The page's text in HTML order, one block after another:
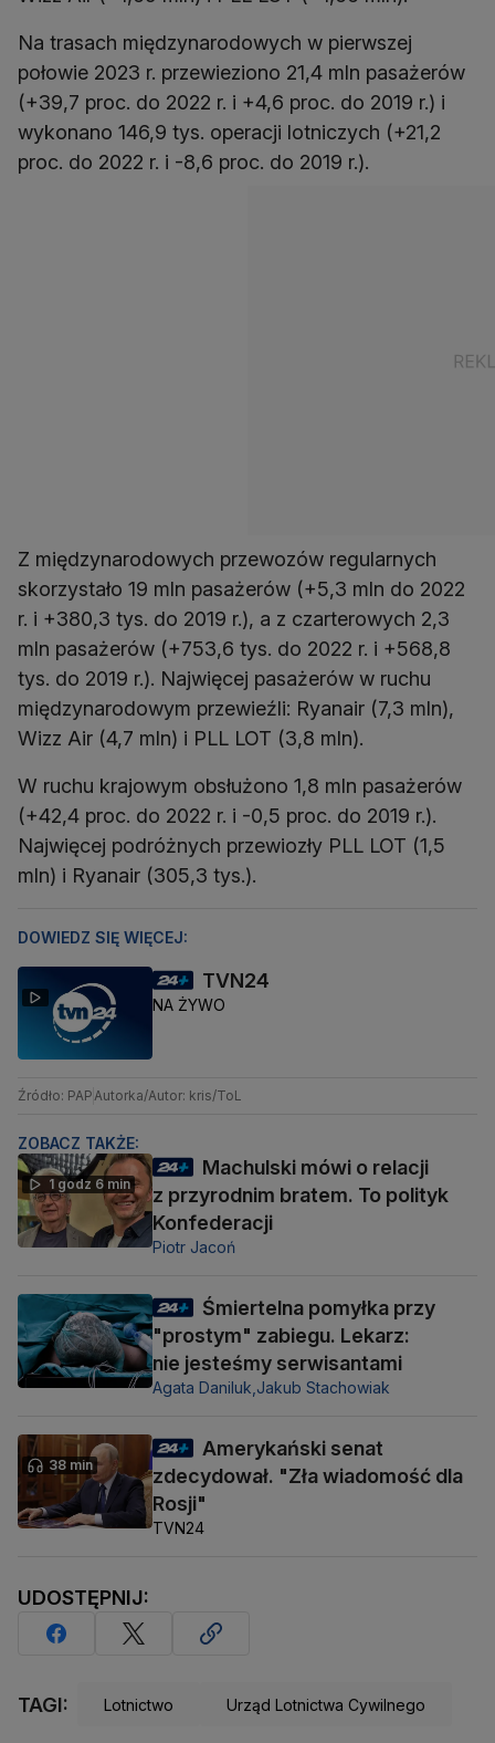
Na trasach międzynarodowych w pierwszej
połowie 2023 r. przewieziono 21,4 mln pasażerów
(+39,7 proc. do 2022 r. i +4,6 proc. do 2019 r.) i
wykonano 146,9 tys. operacji lotniczych (+21,2
Z międzynarodowych przewozów regularnych
skorzystało 19 mln pasażerów (+5,3 mln do 2022
r. i +380,3 tys. do 2019 r.), a z czarterowych 2,3
mln pasażerów (+753,6 tys. do 2022 r. i +568,8
tys. do 2019 r.). Najwięcej pasażerów w ruchu
międzynarodowym przewieźli: Ryanair (7,3 mln),
W ruchu krajowym obsłużono 1,8 mln pasażerów
(+42,4 proc. do 2022 r. i -0,5 proc. do 2019 r.).
Najwięcej podróżnych przewiozły PLL LOT (1,5
mln) i Ryanair (305,3 tys.).
DOWIEDZ SIĘ WIĘCEJ:
TVN24
NA ŻYWO
Źródło: PAPAutorka/Autor: kris/ToL
ZOBACZ TAKŻE:
1 godz 6 min
Machulski mówi o relacji
z przyrodnim bratem. To polityk
Konfederacji
Piotr Jacoń
Śmiertelna pomyłka przy
"prostym" zabiegu. Lekarz:
nie jesteśmy serwisantami
Agata Daniluk,Jakub Stachowiak
38 min
Amerykański senat
zdecydował. "Zła wiadomość dla
Rosji"
TVN24
UDOSTĘPNIJ:
TAGI: Lotnictwo Urząd Lotnictwa Cywilnego